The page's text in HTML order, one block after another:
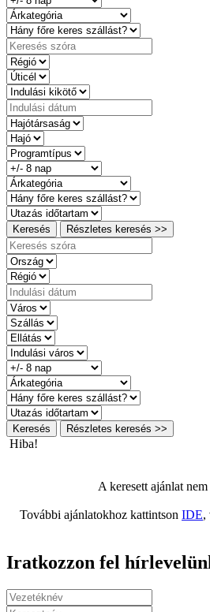
Keresés Részletes keresés >>
Keresés Részletes keresés >>
Hiba!
A keresett ajánlat
További ajánlatokhoz kattintson IDE,
Iratkozzon fel